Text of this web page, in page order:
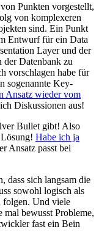
Punkten vorgestellt,
von komplexeren
sind. Ein Punkt
Entwurf für ein Data
Layer und der
der Datenbank zu
vorschlagen habe für
sogenannte Key-
Ansatz wieder vom
Diskussionen aus!
Bullet gibt! Also
Habe ich ja
Ansatz passt bei
dass sich langsam die
sowohl logisch als
folgen. Und viele
mal bewusst Probleme,
fast ein Bein